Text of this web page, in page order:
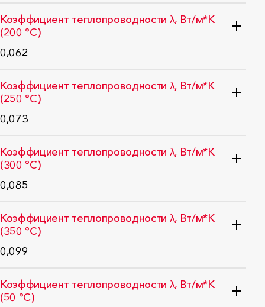
Коэффициент теплопроводности λ, Вт/м*K
(200 °C)
0,062
Коэффициент теплопроводности λ, Вт/м*K
(250 °C)
0,073
Коэффициент теплопроводности λ, Вт/м*K
(300 °C)
0,085
Коэффициент теплопроводности λ, Вт/м*K
(350 °C)
0,099
Коэффициент теплопроводности λ, Вт/м*K
(50 °C)